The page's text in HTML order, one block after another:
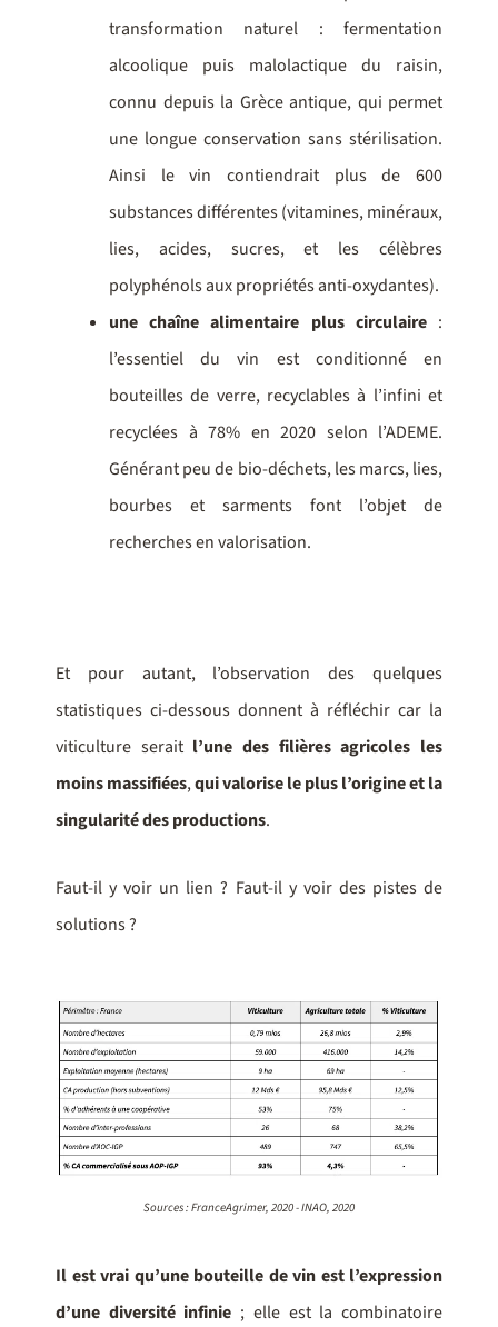
transformation naturel : fermentation
alcoolique puis malolactique du raisin,
connu depuis la Grèce antique, qui permet
une longue conservation sans stérilisation.
Ainsi le vin contiendrait plus de 600
substances différentes (vitamines, minéraux,
lies, acides, sucres, et les célèbres
polyphénols aux propriétés anti-oxydantes).
une chaîne alimentaire plus circulaire:
l’essentiel du vin est conditionné en
bouteilles de verre, recyclables à l’infini et
recyclées à 78% en 2020 selon l’ADEME.
Générant peu de bio-déchets, les marcs, lies,
bourbes et sarments font l’objet de
recherches en valorisation.
Et pour autant, l’observation des quelques
statistiques ci-dessous donnent à réfléchir car la
viticulture serait l’une des filières agricoles les
moins massifiées,qui valorisele plus l’origine et la
singularité des productions.
Faut-il y voir un lien ? Faut-il y voir des pistes de
solutions ?
Sources : FranceAgrimer, 2020 - INAO, 2020
Il est vrai qu’une bouteille de vin est l’expression
d’une diversité infinie ; elle est la combinatoire